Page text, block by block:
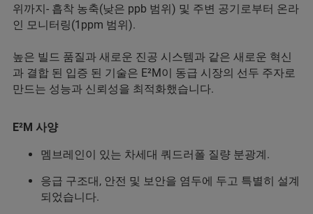
위까지- 흡착 농축(낮은 ppb 범위) 및 주변 공기로부터 온라
인 모니터링(1ppm 범위).
높은 빌드 품질과 새로운 진공 시스템과 같은 새로운 혁신
과 결합 된 입증 된 기술은 E²M이 동급 시장의 선두 주자로
만드는 성능과 신뢰성을 최적화했습니다.
E²M 사양
멤브레인이 있는 차세대 쿼드러폴 질량 분광계.
응급 구조대, 안전 및 보안을 염두에 두고 특별히 설계
되었습니다.